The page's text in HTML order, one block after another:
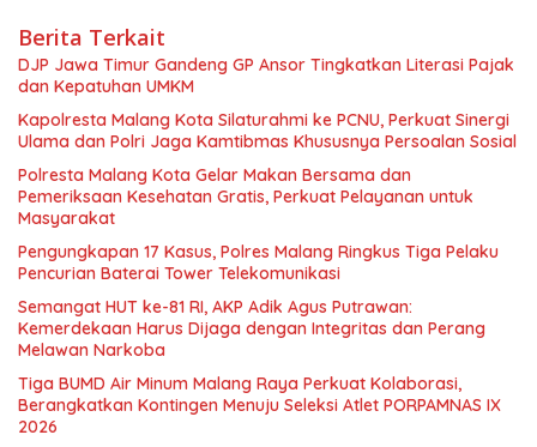
Berita Terkait
DJP Jawa Timur Gandeng GP Ansor Tingkatkan Literasi Pajak
dan Kepatuhan UMKM
Kapolresta Malang Kota Silaturahmi ke PCNU, Perkuat Sinergi
Ulama dan Polri Jaga Kamtibmas Khususnya Persoalan Sosial
Polresta Malang Kota Gelar Makan Bersama dan
Pemeriksaan Kesehatan Gratis, Perkuat Pelayanan untuk
Masyarakat
Pengungkapan 17 Kasus, Polres Malang Ringkus Tiga Pelaku
Pencurian Baterai Tower Telekomunikasi
Semangat HUT ke-81 RI, AKP Adik Agus Putrawan:
Kemerdekaan Harus Dijaga dengan Integritas dan Perang
Melawan Narkoba
Tiga BUMD Air Minum Malang Raya Perkuat Kolaborasi,
Berangkatkan Kontingen Menuju Seleksi Atlet PORPAMNAS IX
2026